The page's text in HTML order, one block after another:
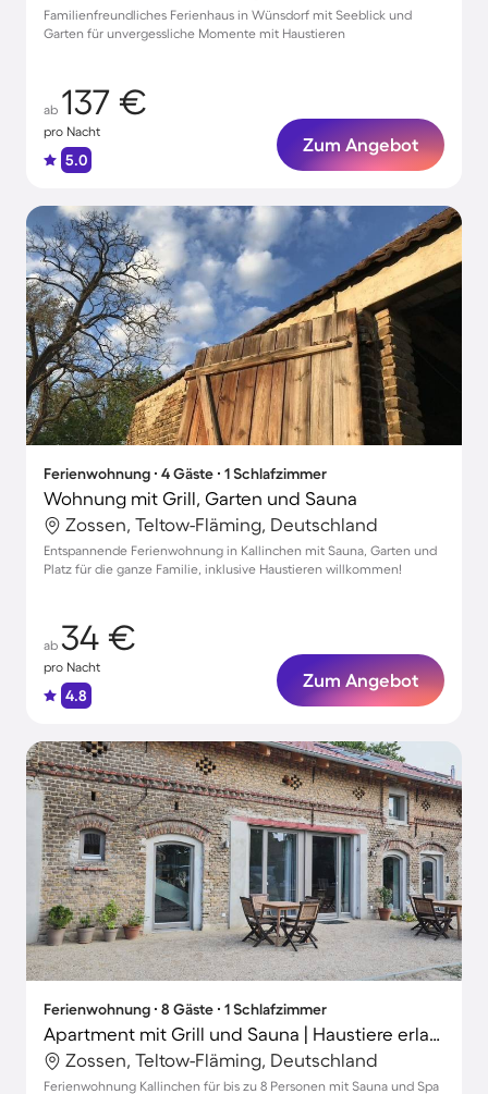
Familienfreundliches Ferienhaus in Wünsdorf mit Seeblick und
Garten für unvergessliche Momente mit Haustieren
ab 137 €
pro Nacht
5.0
Zum Angebot
Ferienwohnung ∙ 4 Gäste ∙ 1 Schlafzimmer
Wohnung mit Grill, Garten und Sauna
Zossen, Teltow-Fläming, Deutschland
Entspannende Ferienwohnung in Kallinchen mit Sauna, Garten und
Platz für die ganze Familie, inklusive Haustieren willkommen!
ab 34 €
pro Nacht
4.8
Zum Angebot
Ferienwohnung ∙ 8 Gäste ∙ 1 Schlafzimmer
Apartment mit Grill und Sauna | Haustiere erlaubt
Zossen, Teltow-Fläming, Deutschland
Ferienwohnung Kallinchen für bis zu 8 Personen mit Sauna und Spa